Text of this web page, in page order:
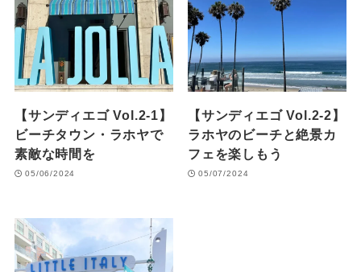
【サンディエゴ Vol.2-1】
ビーチタウン・ラホヤで
素敵な時間を
05/06/2024
【サンディエゴ Vol.2-2】
ラホヤのビーチと絶景カ
フェを楽しもう
05/07/2024